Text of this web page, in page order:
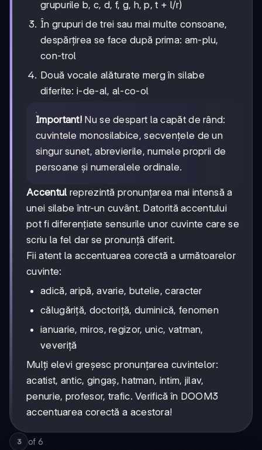
grupurile b, c, d, f, g, h, p, t + l/r)
În grupuri de trei sau mai multe consoane,
despărțirea se face după prima: am-plu,
con-trol
Două vocale alăturate merg în silabe
diferite: i-de-al, al-co-ol
Important! Nu se despart la capăt de rând:
cuvintele monosilabice, secvențele de un
singur sunet, abrevierile, numele proprii de
persoane și numeralele ordinale.
Accentul reprezintă pronunțarea mai intensă a
unei silabe într-un cuvânt. Datorită accentului
pot fi diferențiate sensurile unor cuvinte care se
scriu la fel dar se pronunță diferit.
Fii atent la accentuarea corectă a următoarelor
cuvinte:
adică, aripă, avarie, butelie, caracter
călugăriță, doctoriță, duminică, fenomen
ianuarie, miros, regizor, unic, vatman,
veveriță
Mulți elevi greșesc pronunțarea cuvintelor:
acatist, antic, gingaș, hatman, intim, jilav,
penurie, profesor, trafic. Verifică în DOOM3
accentuarea corectă a acestora!
3 of 6